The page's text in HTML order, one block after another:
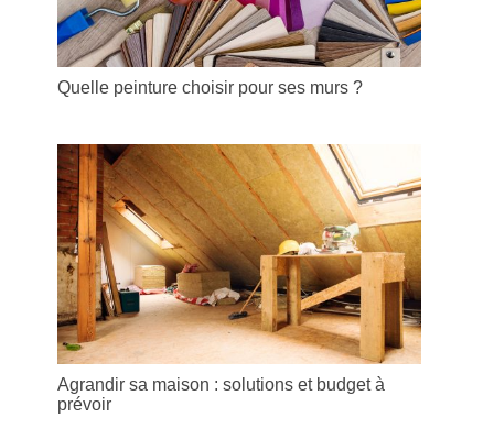
Quelle peinture choisir pour ses murs ?
Agrandir sa maison : solutions et budget à
prévoir